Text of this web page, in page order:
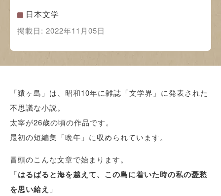
日本文学
掲載日: 2022年11月05日
「猿ヶ島」は、昭和10年に雑誌「文学界」に発表された
不思議な小説。
太宰が26歳の頃の作品です。
最初の短編集「晩年」に収められています。
冒頭のこんな文章で始まります。
「はるばると海を越えて、この島に着いた時の私の憂愁
を思い給え 」